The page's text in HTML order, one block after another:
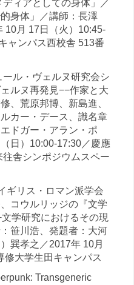
ィアとしての身体」／
身体」／講師：長澤
10月 17日（火）10:45-
ャンパス西校舎 513番
ル・ヴェルヌ研究会シ
ルヌ再発見−−作家と大
、荒原邦博、新島進、
カー・デース、識名章
ドガー・アラン・ポ
日）10:00-17:30／慶應
舎シンポジウムスペー
ギリス・ロマン派学会
コウルリッジの『文学
学研究におけるその現
笹川浩、発題者：大河
巽孝之／2017年 10月
修大学生田キャンパス
Transgeneric